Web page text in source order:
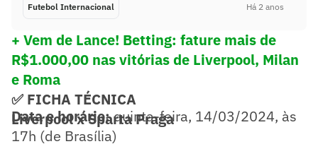
Futebol Internacional Há 2 anos
+ Vem de Lance! Betting: fature mais de
R$1.000,00 nas vitórias de Liverpool, Milan
e Roma
✅ FICHA TÉCNICA
Liverpool x Sparta Praga
Data e horário:quinta-feira, 14/03/2024, às
17h (de Brasília)